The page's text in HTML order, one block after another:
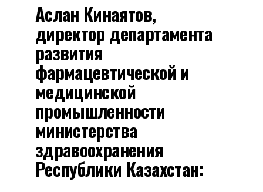
Аслан Кинаятов,
директор департамента
развития
фармацевтической и
медицинской
промышленности
министерства
здравоохранения
Республики Казахстан: